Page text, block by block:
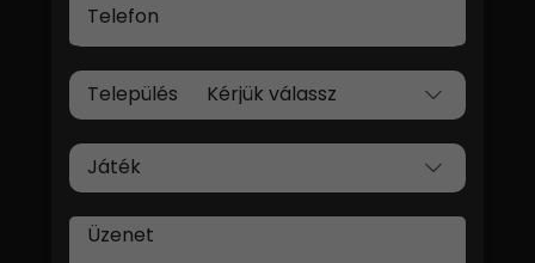
Telefon
Település
Játék
Üzenet